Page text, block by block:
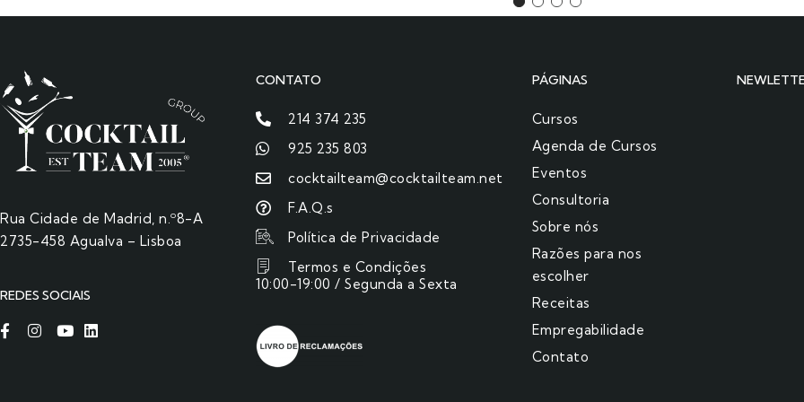
Rua Cidade de Madrid, n.º8-A
2735-458 Agualva – Lisboa
REDES SOCIAIS
CONTATO
214 374 235
925 235 803
cocktailteam@cocktailteam.net
F.A.Q.s
Política de Privacidade
Termos e Condições
10:00-19:00 / Segunda a Sexta
PÁGINAS
Cursos
Agenda de Cursos
Eventos
Consultoria
Sobre nós
Razões para nos
escolher​
Receitas
Empregabilidade
Contato